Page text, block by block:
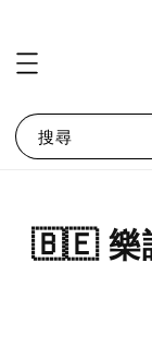
搜尋
🇧🇪 樂